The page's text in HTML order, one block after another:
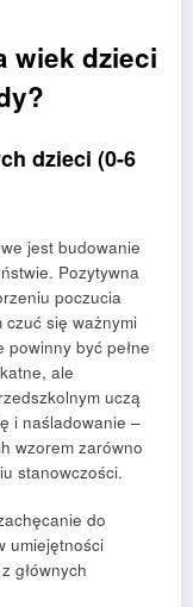
wiek dzieci
dzieci (0-6
jest budowanie
Pozytywna
poczucia
się ważnymi
powinny być pełne
ale
uczą
i naśladowanie –
wzorem zarówno
stanowczości.
do
umiejętności
głównych